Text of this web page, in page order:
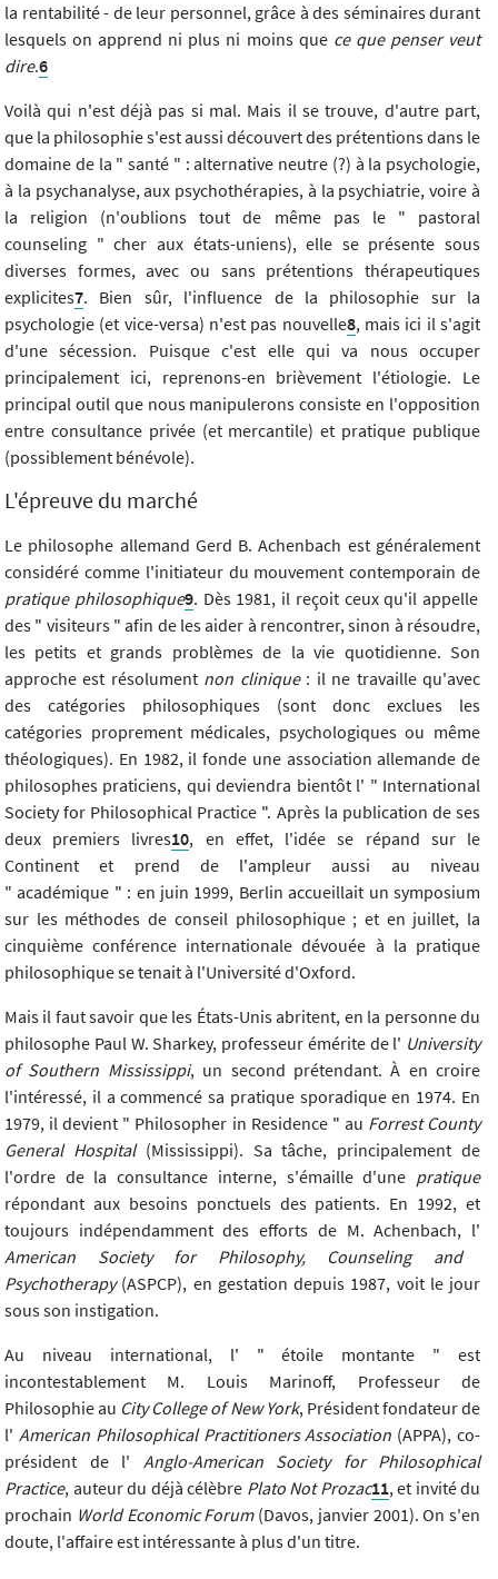
la rentabilité - de leur personnel, grâce à des séminaires durant
lesquels on apprend ni plus ni moins quece que penser veut
dire.6
Voilà qui n'est déjà pas si mal. Mais il se trouve, d'autre part,
que la philosophie s'est aussi découvert des prétentions dans le
domaine de la " santé " : alternative neutre (?) à la psychologie,
à la psychanalyse, aux psychothérapies, à la psychiatrie, voire à
la religion (n'oublions tout de même pas le " pastoral
counseling " cher aux états-uniens), elle se présente sous
diverses formes, avec ou sans prétentions thérapeutiques
explicites7. Bien sûr, l'influence de la philosophie sur la
psychologie (et vice-versa) n'est pas nouvelle8, mais ici il s'agit
d'une sécession. Puisque c'est elle qui va nous occuper
principalement ici, reprenons-en brièvement l'étiologie. Le
principal outil que nous manipulerons consiste en l'opposition
entre consultance privée (et mercantile) et pratique publique
(possiblement bénévole).
L'épreuve du marché
Le philosophe allemand Gerd B. Achenbach est généralement
considéré comme l'initiateur du mouvement contemporain de
pratique philosophique9. Dès 1981, il reçoit ceux qu'il appelle
des " visiteurs " afin de les aider à rencontrer, sinon à résoudre,
les petits et grands problèmes de la vie quotidienne. Son
approche est résolumentnon clinique: il ne travaille qu'avec
des catégories philosophiques (sont donc exclues les
catégories proprement médicales, psychologiques ou même
théologiques). En 1982, il fonde une association allemande de
philosophes praticiens, qui deviendra bientôt l' " International
Society for Philosophical Practice ". Après la publication de ses
deux premiers livres10, en effet, l'idée se répand sur le
Continent et prend de l'ampleur aussi au niveau
" académique " : en juin 1999, Berlin accueillait un symposium
sur les méthodes de conseil philosophique ; et en juillet, la
cinquième conférence internationale dévouée à la pratique
philosophique se tenait à l'Université d'Oxford.
Mais il faut savoir que les États-Unis abritent, en la personne du
philosophe Paul W. Sharkey, professeur émérite de l' University
of Southern Mississippi, un second prétendant. À en croire
l'intéressé, il a commencé sa pratique sporadique en 1974. En
1979, il devient " Philosopher in Residence " au Forrest County
General Hospital (Mississippi). Sa tâche, principalement de
l'ordre de la consultance interne, s'émaille d'une pratique
répondant aux besoins ponctuels des patients. En 1992, et
toujours indépendamment des efforts de M. Achenbach, l'
American Society for Philosophy, Counseling and
Psychotherapy(ASPCP), en gestation depuis 1987, voit le jour
sous son instigation.
Au niveau international, l' " étoile montante " est
incontestablement M. Louis Marinoff, Professeur de
Philosophie au City College of New York, Président fondateur de
l' American Philosophical Practitioners Association (APPA), co-
président de l' Anglo-American Society for Philosophical
Practice, auteur du déjà célèbre Plato Not Prozac11, et invité du
prochain World Economic Forum (Davos, janvier 2001). On s'en
doute, l'affaire est intéressante à plus d'un titre.